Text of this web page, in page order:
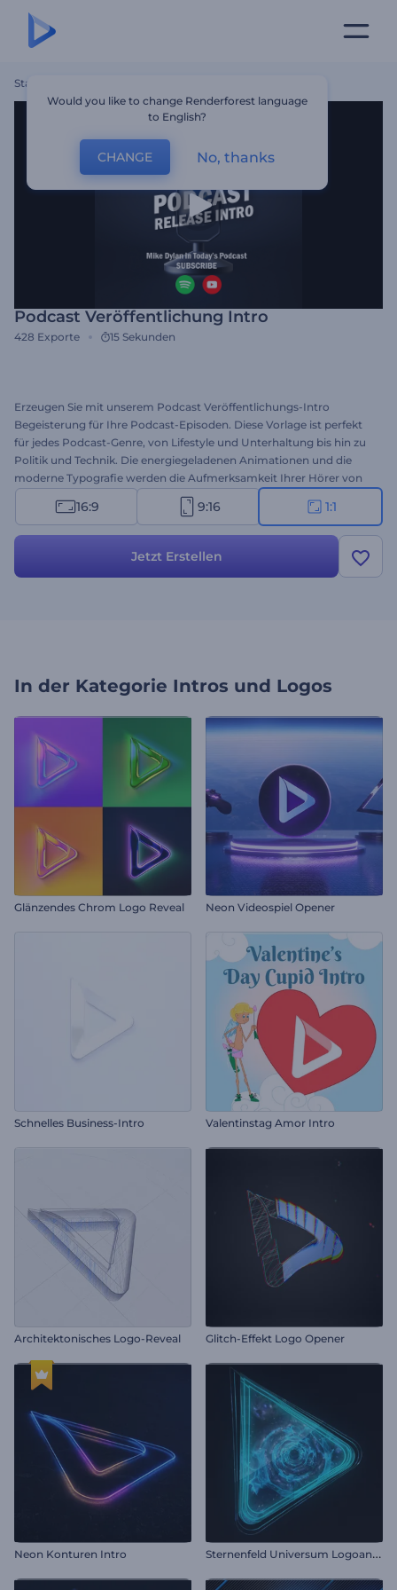
Startseite
Podcast Veröffentlichung Intro
428 Exporte 15 Sekunden
Erzeugen Sie mit unserem Podcast Veröffentlichungs-Intro
Begeisterung für Ihre Podcast-Episoden. Diese Vorlage ist perfekt
für jedes Podcast-Genre, von Lifestyle und Unterhaltung bis hin zu
Politik und Technik. Die energiegeladenen Animationen und die
moderne Typografie werden die Aufmerksamkeit Ihrer Hörer von
Anfang an auf sich ziehen. Die Anpassung ist eine Sache von
Minuten: Sie müssen nur noch die Szenen mit Ihren Bildern, Videos,
und beginnen Sie jede Folge mit einem professionellen Intro!
16:9 9:16 1:1
Jetzt Erstellen
In der Kategorie Intros und Logos
Glänzendes Chrom Logo Reveal Neon Videospiel Opener
Schnelles Business-Intro Valentinstag Amor Intro
Architektonisches Logo-Reveal Glitch-Effekt Logo Opener
Neon Konturen Intro S
ternenfeld Universum Logoanimation
Would you like to change Renderforest language
to English?
CHANGE No, thanks